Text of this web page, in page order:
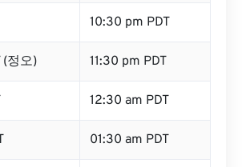
10:30 pm PDT
(정오) 11:30 pm PDT
12:30 am PDT
01:30 am PDT